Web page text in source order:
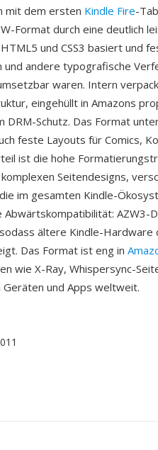
mit dem ersten Kindle Fire-
Format durch eine deutlich
und CSS3 basiert und
und andere typografische
waren. Intern
eingehüllt in Amazons
DRM-Schutz. Das Format
feste Layouts für Comics,
ist die hohe
Seitendesigns,
im gesamten Kindle-
AZW3-
ältere Kindle-Hardware
Das Format ist eng in
wie X-Ray, Whispersync-
und Apps weltweit.